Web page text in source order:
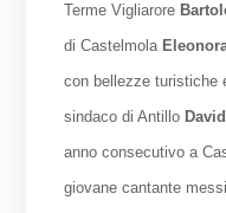
Terme Vigliarore
di Castelmola
con bellezze turistiche
sindaco di Antillo
anno consecutivo a
giovane cantante